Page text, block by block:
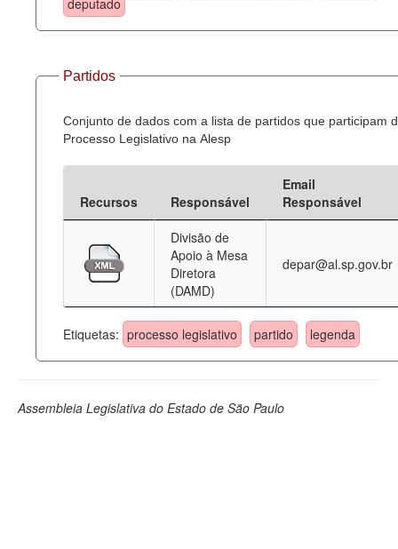
deputado
Partidos
Conjunto de dados com a lista de partidos que participam
Processo Legislativo na Alesp
Recursos Responsável
Email
Responsável
Divisão de
Apoio à Mesa
Diretora
(DAMD)
depar@al.sp.gov.br
Etiquetas: processo legislativo partido legenda
Assembleia Legislativa do Estado de São Paulo